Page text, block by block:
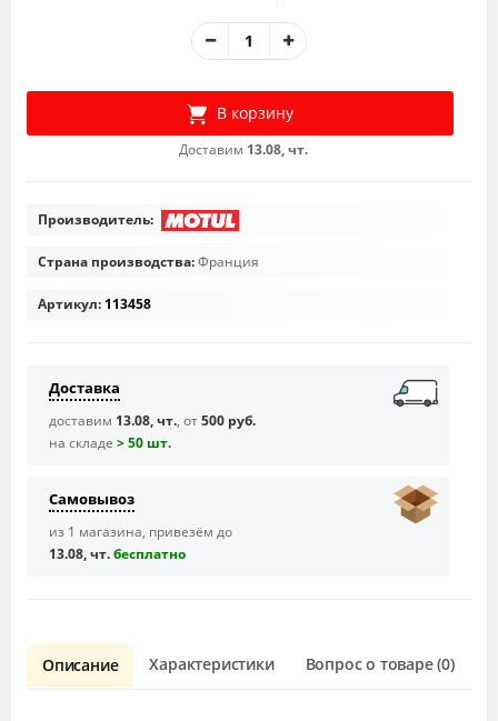
В корзину
Доставим 13.08, чт.
Производитель:
Страна производства:Франция
Артикул:113458
Доставка
доставим 13.08, чт., от500 руб.
на складе > 50 шт.
Самовывоз
из 1 магазина, привезём до
13.08, чт.бесплaтно
Описание Характеристики Вопрос о товаре (0)